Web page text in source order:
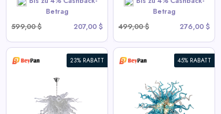
Betrag
599,00 $
207,00 $
Betrag
499,00 $
276,00 $
SHOP NOW
23% RABATT 45% RABATT
Moderne Blown Glass
Chandelier Sputnik Form